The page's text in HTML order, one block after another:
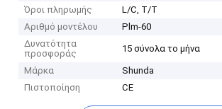
Όροι πληρωμής
L/C, T/T
Αριθμό μοντέλου
Plm-60
Δυνατότητα
προσφοράς
15 σύνολα το μήνα
Μάρκα
Shunda
Πιστοποίηση
CE